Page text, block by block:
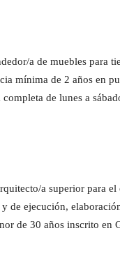
a de muebles
mínima de 2 años en
de lunes a
a superior para
de ejecución,
de 30 años inscrito